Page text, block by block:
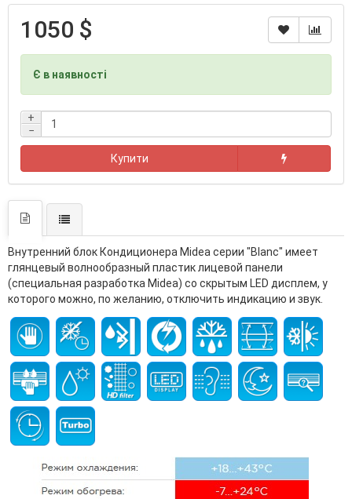
1050 $
Є в наявності
+
−
Купити
Внутренний блок Кондиционера Midea серии "Blanc" имеет
глянцевый волнообразный пластик лицевой панели
(специальная разработка Midea) со скрытым LED дисплем, у
которого можно, по желанию, отключить индикацию и звук.